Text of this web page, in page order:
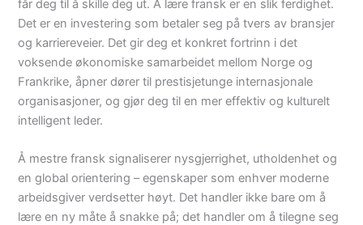
får deg til å skille deg ut. Å lære fransk er en slik ferdighet.
Det er en investering som betaler seg på tvers av bransjer
og karriereveier. Det gir deg et konkret fortrinn i det
voksende økonomiske samarbeidet mellom Norge og
Frankrike, åpner dører til prestisjetunge internasjonale
organisasjoner, og gjør deg til en mer effektiv og kulturelt
intelligent leder.
Å mestre fransk signaliserer nysgjerrighet, utholdenhet og
en global orientering – egenskaper som enhver moderne
arbeidsgiver verdsetter høyt. Det handler ikke bare om å
lære en ny måte å snakke på; det handler om å tilegne seg